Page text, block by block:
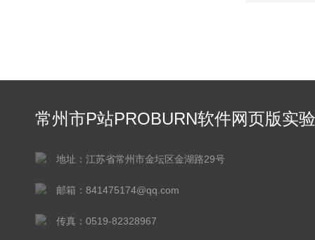
常州市P站PROBURN软件网页版实验
地址：江苏省常州市金坛区金湖路29号
邮箱：841475174@qq.com
传真：0519-82328967